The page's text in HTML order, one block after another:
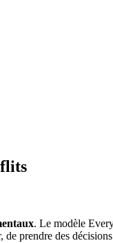
. Le modèle
prendre des